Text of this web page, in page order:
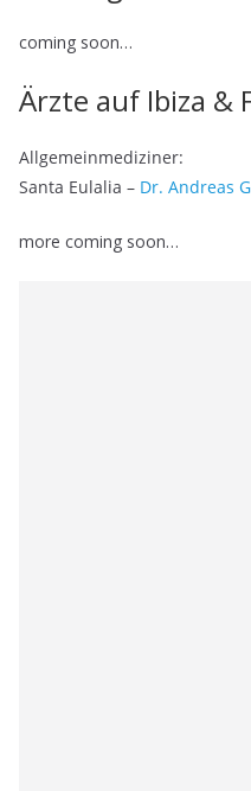
coming soon…
Ärzte auf Ibiza &
Allgemeinmediziner:
Santa Eulalia – Dr. Andreas
more coming soon…